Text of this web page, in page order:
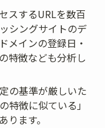
スするURLを数百
シングサイトのデ
メインの登録日・
特徴なども分析し
の基準が厳しいた
特徴に似ている」
ます。